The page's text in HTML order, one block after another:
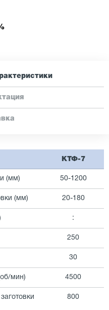
КТФ-7
(мм) 50-1200
(мм) 20-180
:
250
30
мин) 4500
800